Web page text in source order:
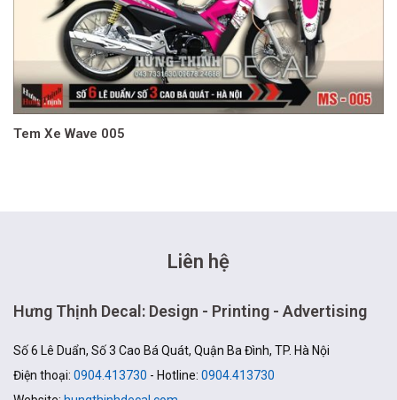
Tem Xe Wave 005
Liên hệ
Hưng Thịnh Decal: Design - Printing - Advertising
Số 6 Lê Duẩn, Số 3 Cao Bá Quát, Quận Ba Đình, TP. Hà Nội
Điện thoại: 0904.413730 - Hotline: 0904.413730